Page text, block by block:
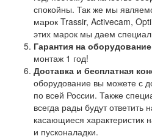
спокойны. Так же мы
марок Trassir, Activecam,
этих марок мы даем
Гарантия на оборудование
монтаж 1 год!
Доставка и бесплатная
оборудование вы можете с
по всей России. Также
всегда рады будут
касающиеся характеристик
и пусконаладки.